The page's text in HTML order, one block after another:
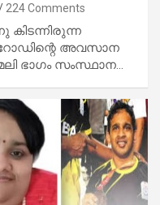
224 Comments
റോഡിന്റെ അവസാന
ഭാഗം സംസ്ഥാന…